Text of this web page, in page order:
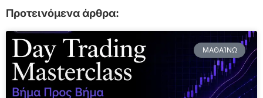
Προτεινόμενα άρθρα:
ΜΑΘΑΊΝΩ